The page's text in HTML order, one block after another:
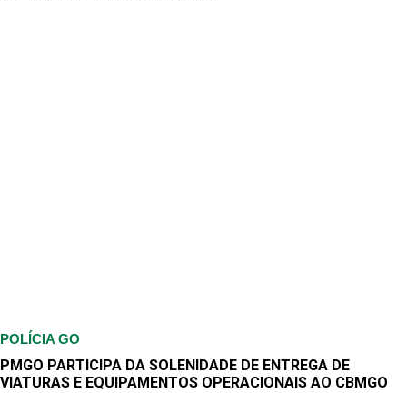
POLÍCIA GO
PMGO PARTICIPA DA SOLENIDADE DE ENTREGA DE
VIATURAS E EQUIPAMENTOS OPERACIONAIS AO CBMGO